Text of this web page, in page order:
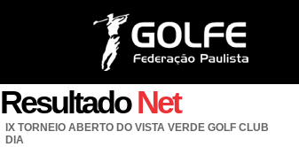
ResultadoNet
IX TORNEIO ABERTO DO VISTA VERDE GOLF CLUB
DIA